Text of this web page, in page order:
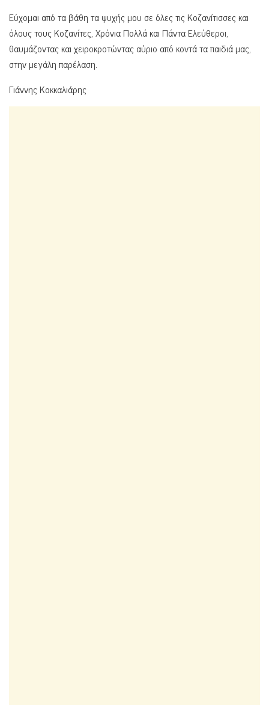
Εύχομαι από τα βάθη τα ψυχής μου σε όλες τις Κοζανίτισσες και
όλους τους Κοζανίτες, Χρόνια Πολλά και Πάντα Ελεύθεροι,
θαυμάζοντας και χειροκροτώντας αύριο από κοντά τα παιδιά μας,
στην μεγάλη παρέλαση.
Γιάννης Κοκκαλιάρης